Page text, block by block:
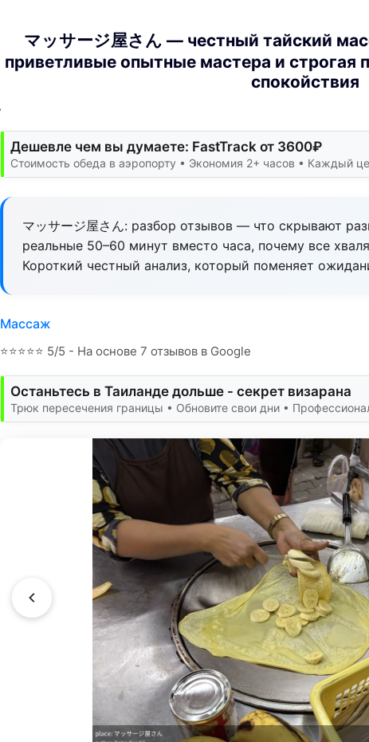
マッサージ屋さん — честный тайский
приветливые опытные мастера и строгая
спокойствия
Дешевле чем вы думаете: FastTrack от 3600₽
Стоимость обеда в аэропорту • Экономия 2+ часов • Каждый
マッサージ屋さん: разбор отзывов — что скрывают
реальные 50–60 минут вместо часа, почему все
Короткий честный анализ, который поменяет
Массаж
⭐⭐⭐⭐⭐ 5/5 - На основе 7 отзывов в Google
Останьтесь в Таиланде дольше - секрет визарана
Трюк пересечения границы • Обновите свои дни •